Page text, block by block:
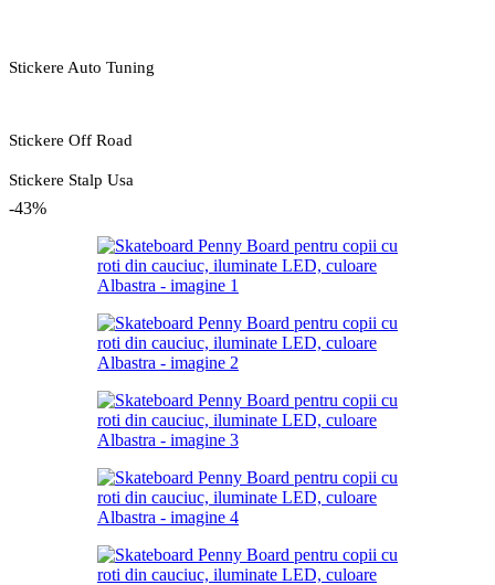
Stickere Auto Tuning
Stickere Off Road
Stickere Stalp Usa
-43%